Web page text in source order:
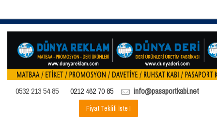
0532 213 54 85 0212 462 70 85 info@pasaportkabi.net
Fiyat Teklifi İste !